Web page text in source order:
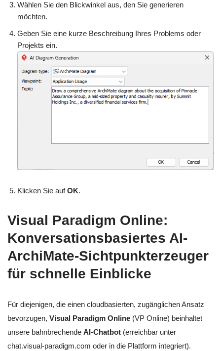
Wählen Sie den Blickwinkel aus, den Sie generieren
möchten.
Geben Sie eine kurze Beschreibung Ihres Problems oder
Projekts ein.
Klicken Sie aufOK.
Visual Paradigm Online:
Konversationsbasiertes AI-
ArchiMate-Sichtpunkterzeuger
für schnelle Einblicke
Für diejenigen, die einen cloudbasierten, zugänglichen Ansatz
bevorzugen, Visual Paradigm Online (VP Online) beinhaltet
unsere bahnbrechende AI-Chatbot (erreichbar unter
chat.visual-paradigm.com oder in die Plattform integriert).